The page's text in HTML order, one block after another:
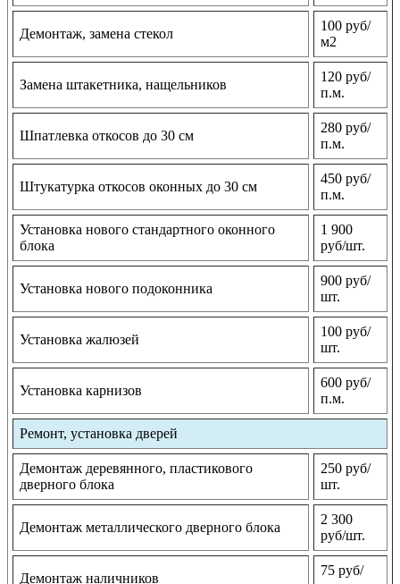
Демонтаж, замена стекол
100 руб/
м2
Замена штакетника, нащельников
120 руб/
п.м.
Шпатлевка откосов до 30 см
280 руб/
п.м.
Штукатурка откосов оконных до 30 см
450 руб/
п.м.
Установка нового стандартного оконного
блока
1 900
руб/шт.
Установка нового подоконника
900 руб/
шт.
Установка жалюзей
100 руб/
шт.
Установка карнизов
600 руб/
п.м.
Ремонт, установка дверей
Демонтаж деревянного, пластикового
дверного блока
250 руб/
шт.
Демонтаж металлического дверного блока
2 300
руб/шт.
Демонтаж наличников
75 руб/